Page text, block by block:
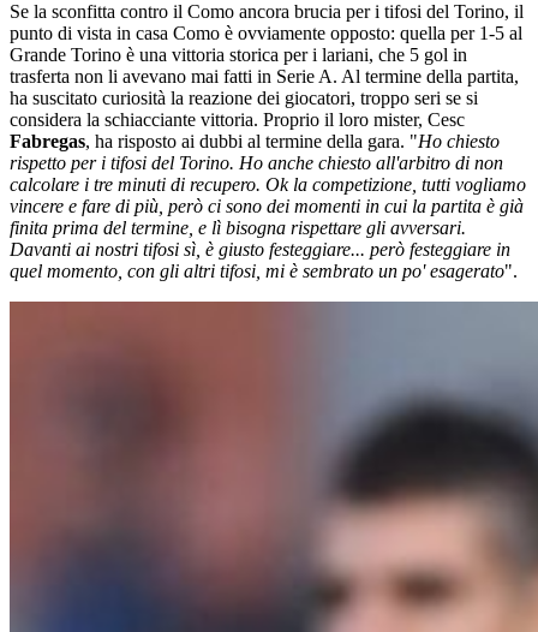
Se la sconfitta contro il Como ancora brucia per i tifosi del Torino, il
punto di vista in casa Como è ovviamente opposto: quella per 1-5 al
Grande Torino è una vittoria storica per i lariani, che 5 gol in
trasferta non li avevano mai fatti in Serie A. Al termine della partita,
ha suscitato curiosità la reazione dei giocatori, troppo seri se si
considera la schiacciante vittoria. Proprio il loro mister, Cesc
Fabregas, ha risposto ai dubbi al termine della gara. "Ho chiesto
rispetto per i tifosi del Torino. Ho anche chiesto all'arbitro di non
calcolare i tre minuti di recupero. Ok la competizione, tutti vogliamo
vincere e fare di più, però ci sono dei momenti in cui la partita è già
finita prima del termine, e lì bisogna rispettare gli avversari.
Davanti ai nostri tifosi sì, è giusto festeggiare... però festeggiare in
quel momento, con gli altri tifosi, mi è sembrato un po' esagerato".